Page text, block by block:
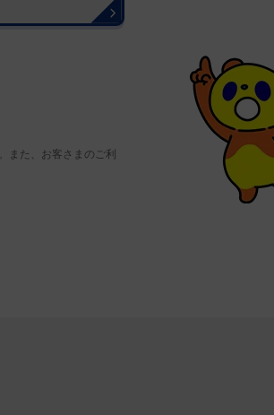
また、お客さまのご利